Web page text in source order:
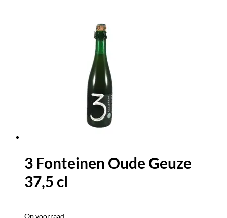
3 Fonteinen Oude Geuze
37,5 cl
Op voorraad